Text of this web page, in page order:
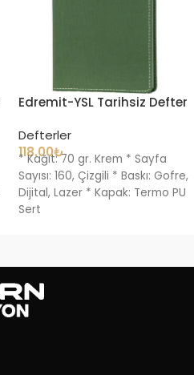
Edremit-YSL Tarihsiz Defter
Defterler
118.00₺
* Kağıt: 70 gr. Krem * Sayfa
Sayısı: 160, Çizgili * Baskı: Gofre,
Dijital, Lazer * Kapak: Termo PU
Sert